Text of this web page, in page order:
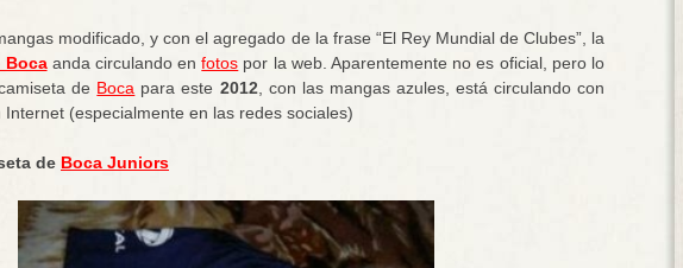
modificado, y con el agregado de la frase “El Rey Mundial de Clubes”, la
Bocaanda circulando enfotos por la web. Aparentemente no es oficial, pero lo
de Boca para este 2012 , con las mangas azules, está circulando con
(especialmente en las redes sociales)
de Boca Juniors